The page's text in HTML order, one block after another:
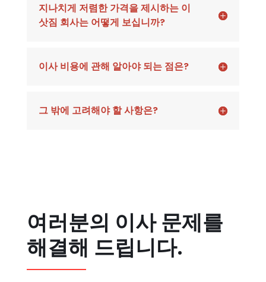
지나치게 저렴한 가격을 제시하는 이
삿짐 회사는 어떻게 보십니까?
이사 비용에 관해 알아야 되는 점은?
그 밖에 고려해야 할 사항은?
여러분의 이사 문제를
해결해 드립니다.